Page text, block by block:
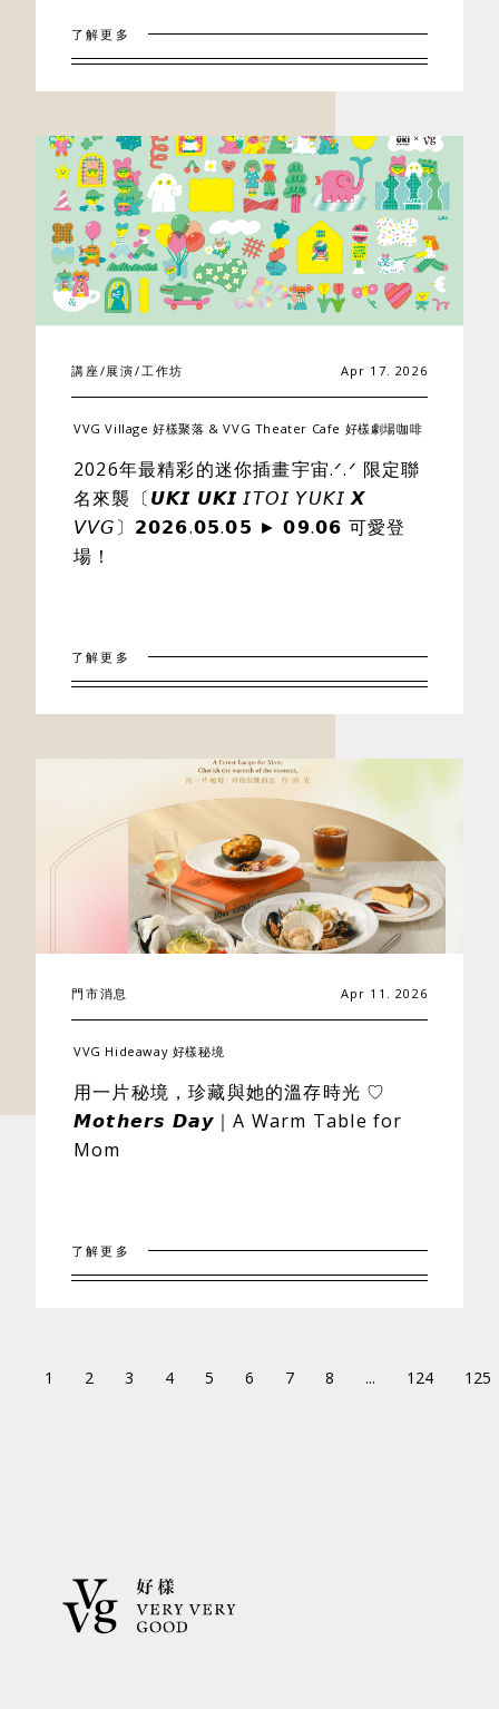
了解更多
講座/展演/工作坊 Apr 17. 2026
VVG Village 好樣聚落 & VVG Theater Cafe 好樣劇場咖啡
2026年最精彩的迷你插畫宇宙.ᐟ.ᐟ 限定聯
名來襲〔𝙐𝙆𝙄 𝙐𝙆𝙄 𝘐𝘛𝘖𝘐 𝘠𝘜𝘒𝘐 𝙓
𝘝𝘝𝘎〕𝟮𝟬𝟮𝟲.𝟬𝟱.𝟬𝟱 ► 𝟬𝟵.𝟬𝟲 可愛登
場！
了解更多
門市消息 Apr 11. 2026
VVG Hideaway 好樣秘境
用一片秘境，珍藏與她的溫存時光 ♡
𝙈𝙤𝙩𝙝𝙚𝙧𝙨 𝘿𝙖𝙮｜A Warm Table for
Mom
了解更多
1 2 3 4 5 6 7 8 ... 124 125